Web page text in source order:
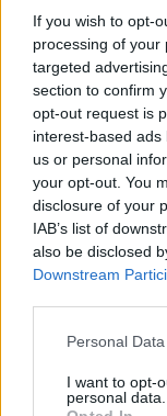
If you wish to opt-
processing of your
targeted
section to confirm
opt-out request is
interest-based
us or personal
your opt-out. You
disclosure of your
IAB’s list of
also be disclosed
Downstream
Please note that
not limited to your
grant or deny
Personal
I want to opt-
personal data.
„Istenem,
2024.
Király Iván
hagyatéka – 29.
szakaszán